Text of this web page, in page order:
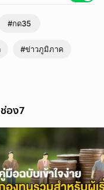
ายแจ้งความดำเนินคดีกับ
ลาง ยอมรับ มีคนเข้าแจ้ง
ำเนินคดีกับ หมอดู ชื่อดัง
รรวบรวมพยานหลักฐาน
ทางอยู่ที่ใด มีการดำเนิน
มผิดอื่น ก็จะต้องมีการ
#กด35
#ข่าวภูมิภาค
อง7